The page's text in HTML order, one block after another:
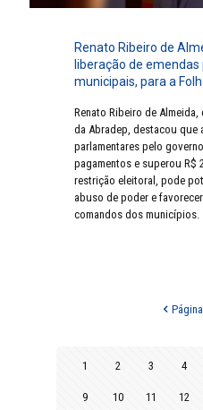
Renato Ribeiro de
liberação de
municipais, para a
Renato Ribeiro de
da Abradep, destacou que
parlamentares pelo
pagamentos e superou R$
restrição eleitoral, pode
abuso de poder e
comandos dos municípios.
1 2 3 4
9 10 11 12